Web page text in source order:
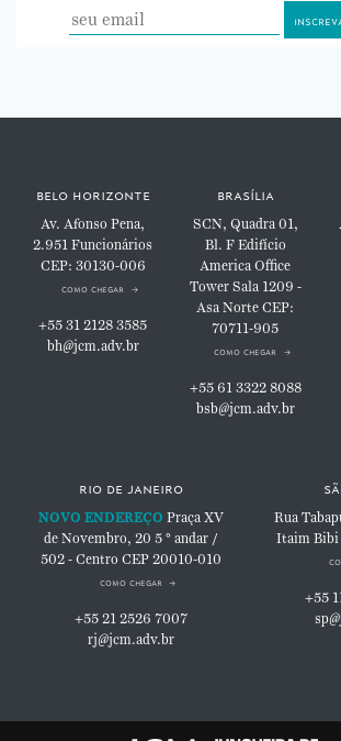
belo horizonte
Av. Afonso Pena,
2.951Funcionários
CEP: 30130-006
como chegar
+55 31 2128 3585
bh@jcm.adv.br
brasília
SCN, Quadra 01,
Bl. FEdifício
America Office
TowerSala 1209 -
Asa NorteCEP:
70711-905
como chegar
+55 61 3322 8088
bsb@jcm.adv.br
rio de janeiro
NOVO ENDEREÇO Praça XV
de Novembro, 20 5 ° andar /
502 - Centro CEP 20010-010
como chegar
+55 21 2526 7007
rj@jcm.adv.br
Rua
Itaim Bibi
+55